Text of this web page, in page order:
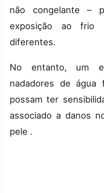
não congelante –
exposição ao frio
diferentes.
No entanto, um
nadadores de água
possam ter
associado a danos
pele .